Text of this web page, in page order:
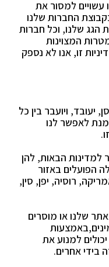
עשויים למסור את
החברות שלנו
הגג שלנו, וכל חברות
המצוינות
זו, אנו לא נספק
יעובד, ויועבר בין כל
לאפשר לנו
למדינות הבאות, להן
הפועלים באזור
רוסיה, יפן, סין,
שלנו או מוסרים
באמצעות
למנוע את
בידי אחרים.